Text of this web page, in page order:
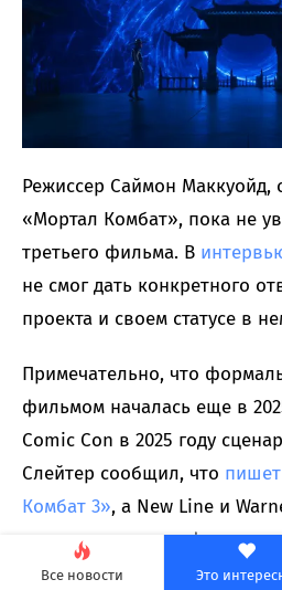
Все новости Это
Режиссер Саймон Маккуойд,
«Мортал Комбат», пока не
третьего фильма. В
не смог дать конкретного
проекта и своем статусе в
Примечательно, что
фильмом началась еще в
Comic Con в 2025 году
Слейтер сообщил, что
Комбат 3», а New Line и
довольны вторым фильмом.